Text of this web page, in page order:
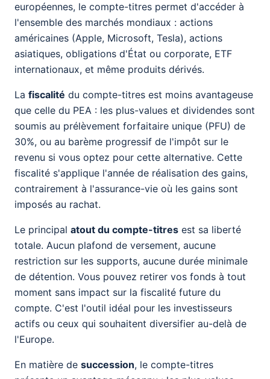
européennes, le compte-titres permet d'accéder à
l'ensemble des marchés mondiaux : actions
américaines (Apple, Microsoft, Tesla), actions
asiatiques, obligations d'État ou corporate, ETF
internationaux, et même produits dérivés.
La fiscalité du compte-titres est moins avantageuse
que celle du PEA : les plus-values et dividendes sont
soumis au prélèvement forfaitaire unique (PFU) de
30%, ou au barème progressif de l'impôt sur le
revenu si vous optez pour cette alternative. Cette
fiscalité s'applique l'année de réalisation des gains,
contrairement à l'assurance-vie où les gains sont
imposés au rachat.
Le principal atout du compte-titres est sa liberté
totale. Aucun plafond de versement, aucune
restriction sur les supports, aucune durée minimale
de détention. Vous pouvez retirer vos fonds à tout
moment sans impact sur la fiscalité future du
compte. C'est l'outil idéal pour les investisseurs
actifs ou ceux qui souhaitent diversifier au-delà de
l'Europe.
En matière de succession, le compte-titres